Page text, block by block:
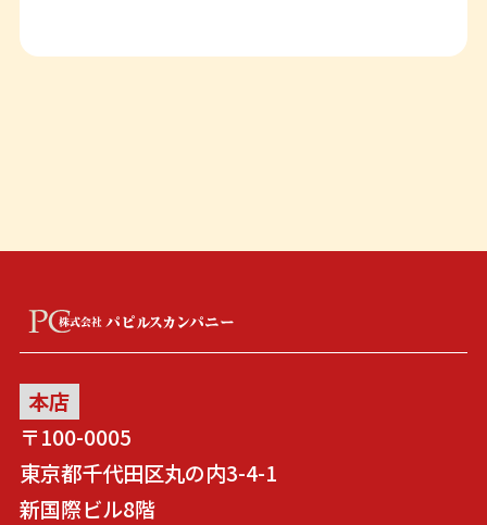
本店
〒100-0005
東京都千代田区丸の内3-4-1
新国際ビル8階